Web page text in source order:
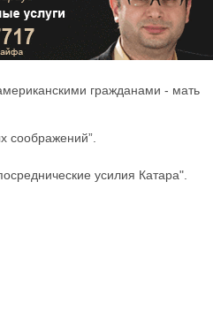
гражданами - мать
соображений”.
усилия Катара".